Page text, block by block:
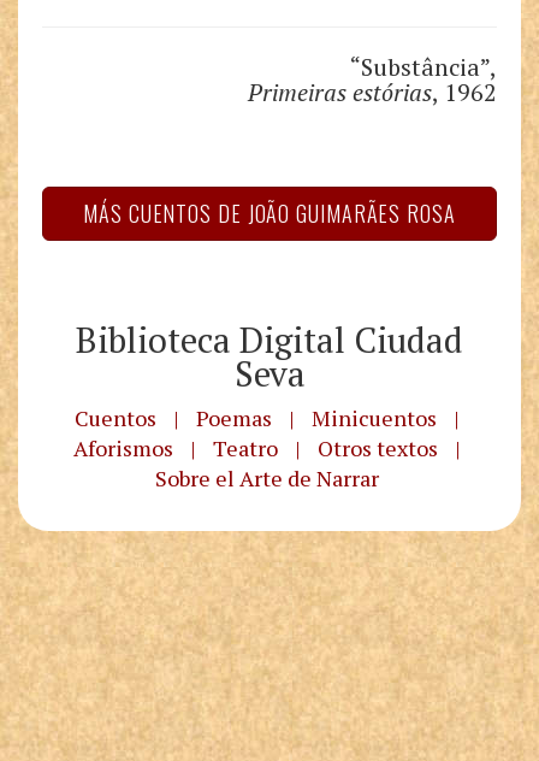
“Substância”,
Primeiras estórias, 1962
MÁS CUENTOS DE JOÃO GUIMARÃES ROSA
Biblioteca Digital Ciudad
Seva
Cuentos | Poemas | Minicuentos
|
Aforismos
| Teatro | Otros textos
|
Sobre el Arte de Narrar